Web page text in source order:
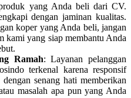
yang Anda beli dari CV.
dengan jaminan kualitas.
koper yang Anda beli, jangan
kami yang siap membantu Anda
Ramah: Layanan pelanggan
terkenal karena responsif
senang hati memberikan
masalah apa pun yang Anda